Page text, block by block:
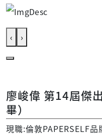
‹ ›
廖峻偉 第14屆傑
畢）
現職:倫敦PAPERSELF